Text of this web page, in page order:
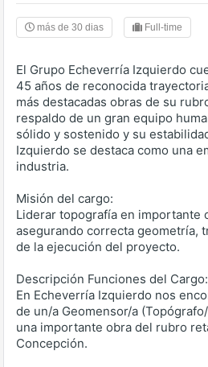
más de 30 dias Full-time
El Grupo Echeverría Izquierdo
45 años de reconocida
más destacadas obras de su
respaldo de un gran equipo
sólido y sostenido y su
Izquierdo se destaca como una
industria.
Misión del cargo:
Liderar topografía en importante
asegurando correcta geometría,
de la ejecución del proyecto.
Descripción Funciones del Cargo:
En Echeverría Izquierdo nos
de un/a Geomensor/a
una importante obra del rubro
Concepción.